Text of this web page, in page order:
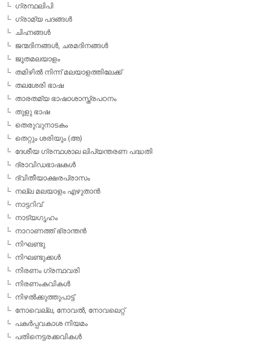
ഗ്രന്ഥലിപി
ഗ്രാമ്യ പദങ്ങള്‍
ചിഹ്നങ്ങള്‍
ജന്മദിനങ്ങള്‍, ചരമദിനങ്ങള്‍
ജൂതമലയാളം
തമിഴില്‍ നിന്ന് മലയാളത്തിലേക്ക്
തലശേരി ഭാഷ
താരതമ്യ ഭാഷാശാസ്ത്രപഠനം
തുളു ഭാഷ
തെരുവുനാടകം
തെറ്റും ശരിയും (അ)
ദേശീയ ഗ്രന്ഥശാല ലിപ്യന്തരണ പദ്ധതി
ദ്രാവിഡഭാഷകള്‍
ദ്വിതീയാക്ഷരപ്രാസം
നല്ല മലയാളം എഴുതാന്‍
നാട്ടറിവ്
നാട്യഗൃഹം
നാറാണത്ത് ഭ്രാന്തന്‍
നിഘണ്ടു
നിഘണ്ടുക്കള്‍
നിരണം ഗ്രന്ഥവരി
നിരണംകവികള്‍
നിഴല്‍ക്കുത്തുപാട്ട്
നോവെല്ല, നോവല്‍, നോവലെറ്റ്
പകര്‍പ്പവകാശ നിയമം
പതിനെട്ടരക്കവികള്‍